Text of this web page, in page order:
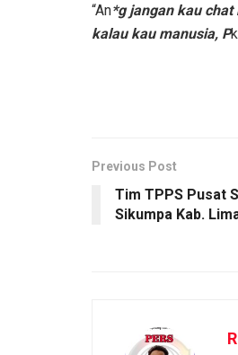
“An*g jangan kau
kalau kau manusia, P
Previous Post
Tim TPPS Pusat
Sikumpa Kab.